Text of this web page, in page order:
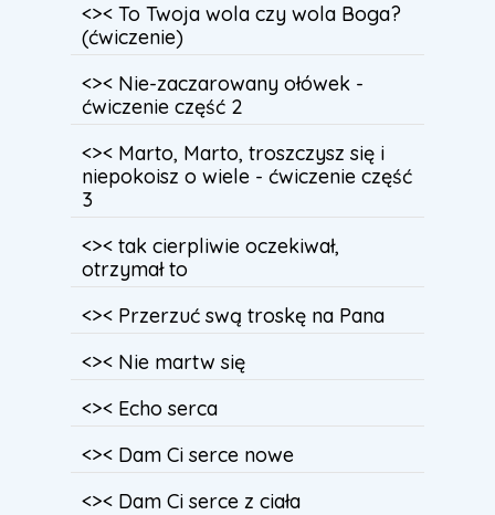
<>< To Twoja wola czy wola Boga?
(ćwiczenie)
<>< Nie-zaczarowany ołówek -
ćwiczenie część 2
<>< Marto, Marto, troszczysz się i
niepokoisz o wiele - ćwiczenie część
3
<>< tak cierpliwie oczekiwał,
otrzymał to
<>< Przerzuć swą troskę na Pana
<>< Nie martw się
<>< Echo serca
<>< Dam Ci serce nowe
<>< Dam Ci serce z ciała